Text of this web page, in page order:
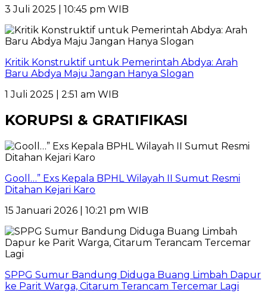
3 Juli 2025 | 10:45 pm WIB
Kritik Konstruktif untuk Pemerintah Abdya: Arah
Baru Abdya Maju Jangan Hanya Slogan
1 Juli 2025 | 2:51 am WIB
KORUPSI & GRATIFIKASI
Gooll…” Exs Kepala BPHL Wilayah II Sumut Resmi
Ditahan Kejari Karo
15 Januari 2026 | 10:21 pm WIB
SPPG Sumur Bandung Diduga Buang Limbah Dapur
ke Parit Warga, Citarum Terancam Tercemar Lagi